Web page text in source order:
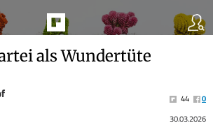
als Wundertüte
44
0
30.03.2026